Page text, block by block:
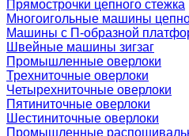
Прямострочки цепного стежка
Многоигольные машины
Машины с П-образной
Швейные машины зигзаг
Промышленные оверлоки
Трехниточные оверлоки
Четырехниточные оверлоки
Пятиниточные оверлоки
Шестиниточные оверлоки
Промышленные